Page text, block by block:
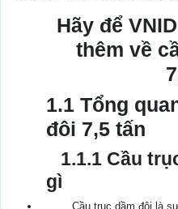
Hãy để
thêm về
1.1 Tổng
đôi 7,5 tấn
1.1.1 Cầu
gì
Cầu trục dầm đôi là